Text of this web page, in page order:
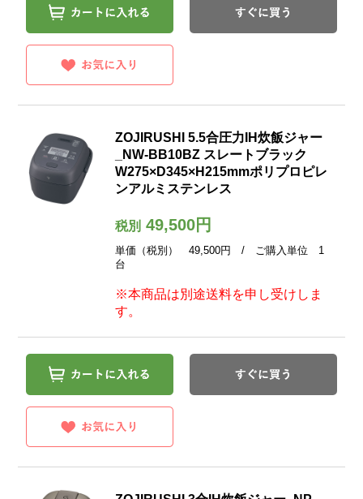
ZOJIRUSHI 5.5合圧力IH炊飯ジャー
_NW-BB10BZ スレートブラック
W275×D345×H215mmポリプロピレ
ンアルミステンレス
税別49,500円
単価（税別） 49,500円 / ご購入単位 1
台
※本商品は別途送料を申し受けしま
す。